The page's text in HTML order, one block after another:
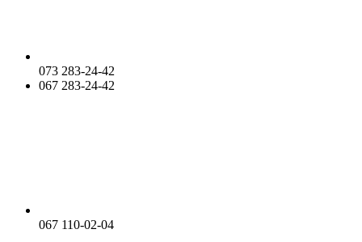
073 283-24-42
067 283-24-42
067 110-02-04